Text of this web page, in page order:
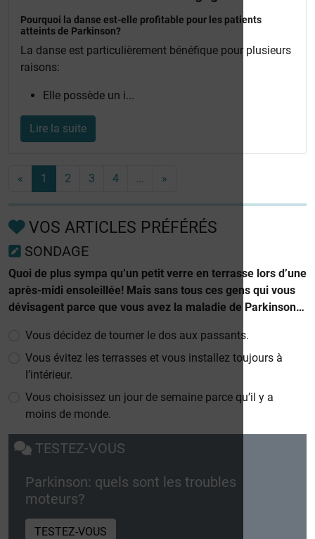
Pourquoi la danse est-elle profitable pour les patients
atteints de Parkinson?
La danse est particulièrement bénéfique pour plusieurs
raisons:
Elle possède un i...
Lire la suite
« 1 2 3 4 … »
VOS ARTICLES PRÉFÉRÉS
SONDAGE
Quoi de plus sympa qu’un petit verre en terrasse lors d’une
après-midi ensoleillée! Mais sans tous ces gens qui vous
dévisagent parce que vous avez la maladie de Parkinson…
Vous décidez de tourner le dos aux passants.
Vous évitez les terrasses et vous installez toujours à
l’intérieur.
Vous choisissez un jour de semaine parce qu’il y a
moins de monde.
TESTEZ-VOUS
Parkinson: quels sont les troubles
moteurs?
TESTEZ-VOUS